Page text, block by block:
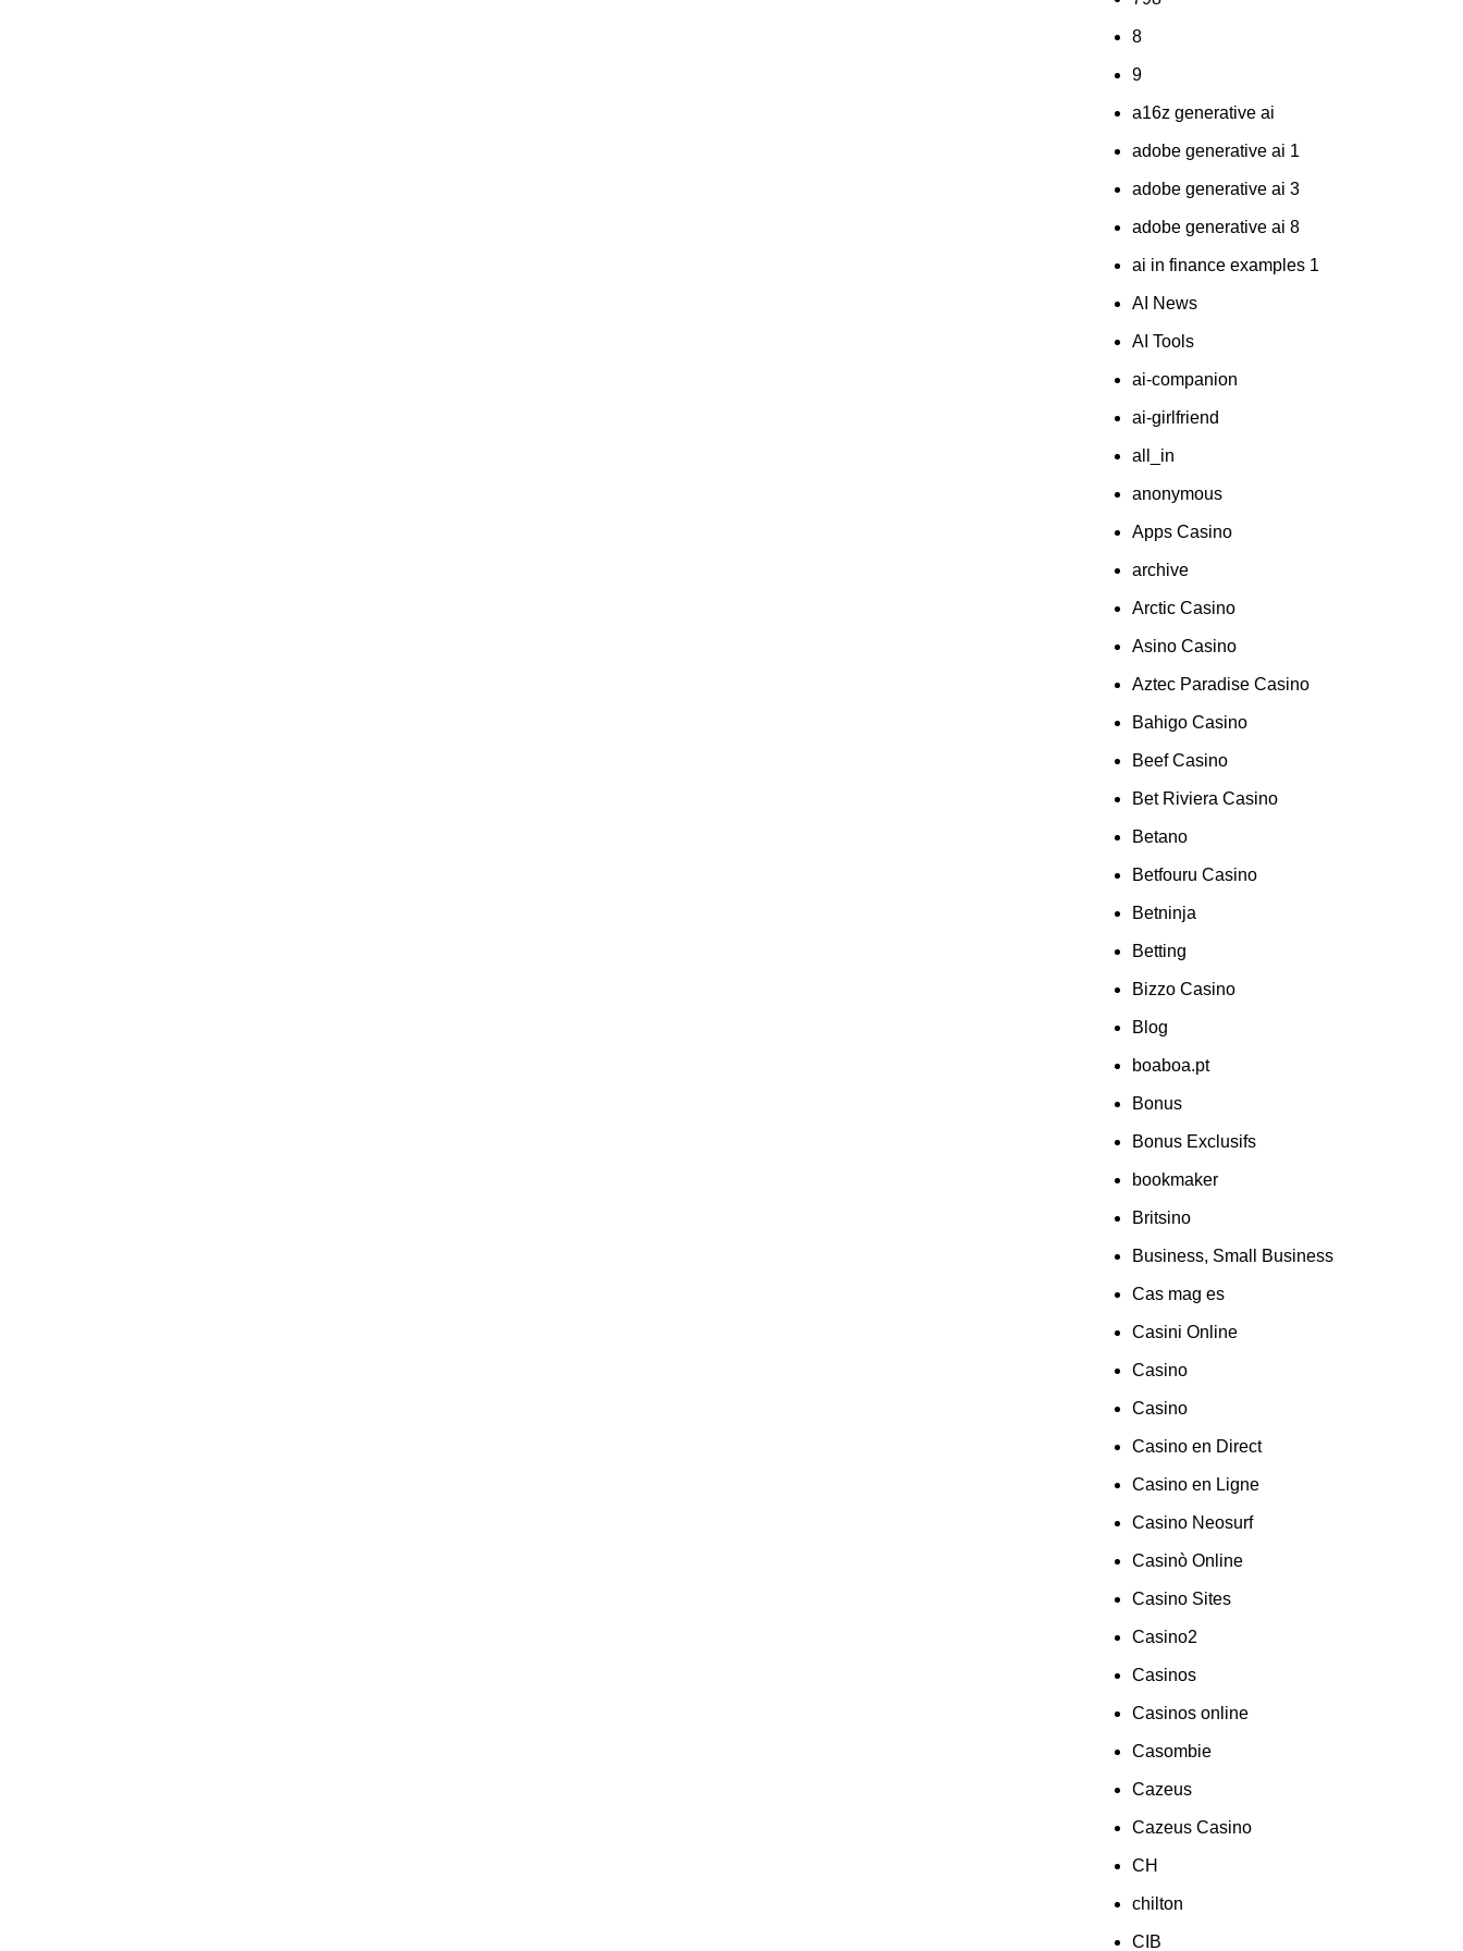
8
9
a16z generative ai
adobe generative ai 1
adobe generative ai 3
adobe generative ai 8
ai in finance examples 1
AI News
AI Tools
ai-companion
ai-girlfriend
all_in
anonymous
Apps Casino
archive
Arctic Casino
Asino Casino
Aztec Paradise Casino
Bahigo Casino
Beef Casino
Bet Riviera Casino
Betano
Betfouru Casino
Betninja
Betting
Bizzo Casino
Blog
boaboa.pt
Bonus
Bonus Exclusifs
bookmaker
Britsino
Business, Small Business
Cas mag es
Casini Online
Casino
Casino
Casino en Direct
Casino en Ligne
Casino Neosurf
Casinò Online
Casino Sites
Casino2
Casinos
Casinos online
Casombie
Cazeus
Cazeus Casino
CH
chilton
CIB